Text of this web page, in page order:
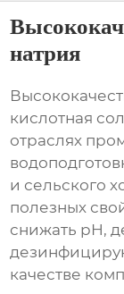
натрия
кислотная
отраслях
и сельского
полезных
снижать pH,
качестве